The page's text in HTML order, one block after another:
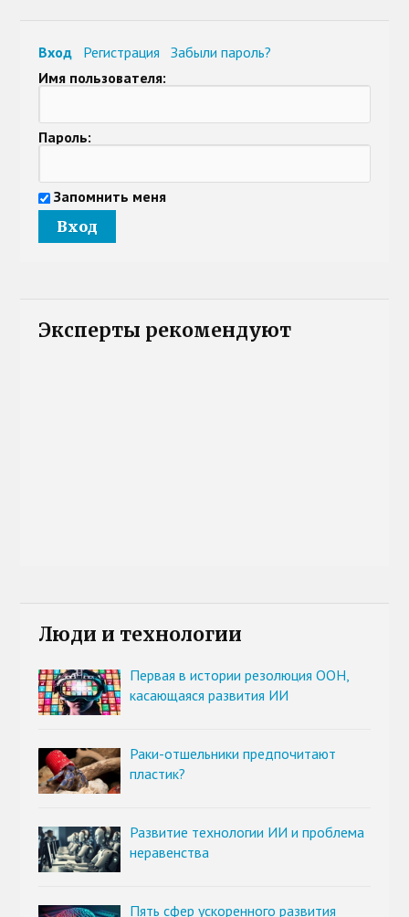
Вход Регистрация
Забыли пароль?
Имя пользователя:
Пароль:
Запомнить меня
Эксперты рекомендуют
Люди и технологии
Первая в истории резолюция ООН,
касающаяся развития ИИ
Раки-отшельники предпочитают
пластик?
Развитие технологии ИИ и проблема
неравенства
Пять сфер ускоренного развития